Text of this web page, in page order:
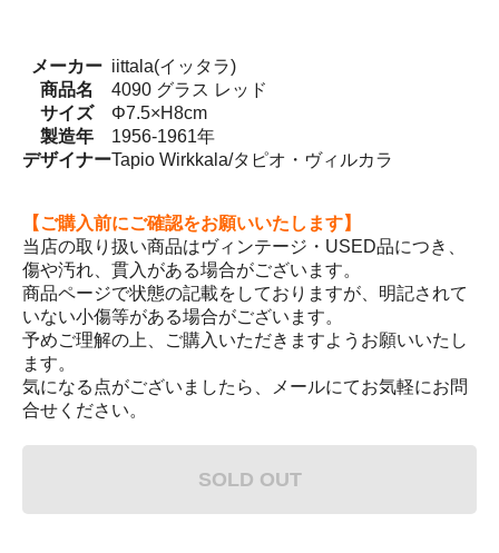
メーカー iittala(イッタラ)
商品名
4090 グラス レッド
サイズ
Φ7.5×H8cm
製造年
1956-1961年
デザイナーTapio Wirkkala/タピオ・ヴィルカラ
【ご購入前にご確認をお願いいたします】
当店の取り扱い商品はヴィンテージ・USED品につき、
傷や汚れ、貫入がある場合がございます。
商品ページで状態の記載をしておりますが、明記されて
いない小傷等がある場合がございます。
予めご理解の上、ご購入いただきますようお願いいたし
ます。
気になる点がございましたら、メールにてお気軽にお問
合せください。
SOLD OUT